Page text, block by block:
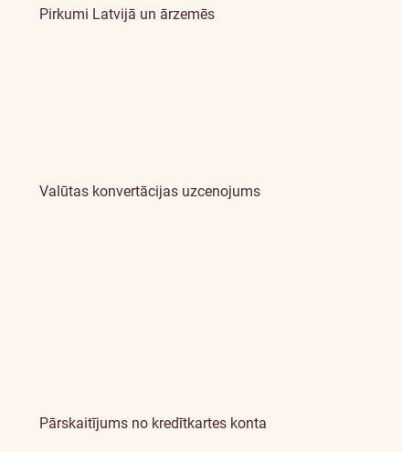
Pirkumi Latvijā un ārzemēs
Valūtas konvertācijas uzcenojums
Pārskaitījums no kredītkartes konta